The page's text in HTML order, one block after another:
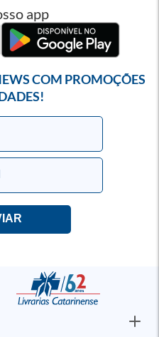
app
COM PROMOÇÕES